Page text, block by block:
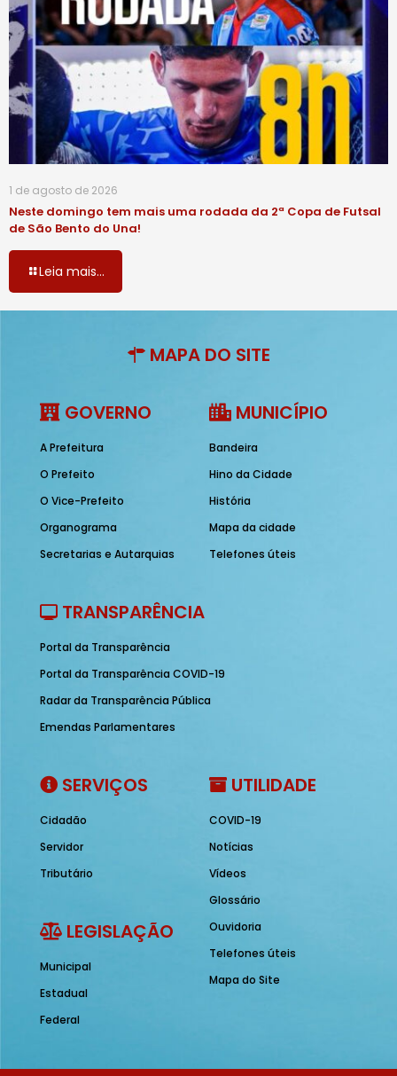
1 de agosto de 2026
Neste domingo tem mais uma rodada da 2ª Copa de Futsal
de São Bento do Una!
Leia mais...
MAPA DO SITE
GOVERNO
A Prefeitura
O Prefeito
O Vice-Prefeito
Organograma
Secretarias e Autarquias
MUNICÍPIO
Bandeira
Hino da Cidade
História
Mapa da cidade
Telefones úteis
TRANSPARÊNCIA
Portal da Transparência
Portal da Transparência COVID-19
Radar da Transparência Pública
Emendas Parlamentares
SERVIÇOS
Cidadão
Servidor
Tributário
LEGISLAÇÃO
Municipal
Estadual
Federal
UTILIDADE
COVID-19
Notícias
Vídeos
Glossário
Ouvidoria
Telefones úteis
Mapa do Site